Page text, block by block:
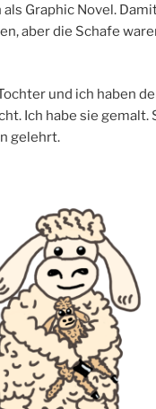
Graphic Novel.
aber die Schafe
und ich haben
Ich habe sie gemalt.
gelehrt.